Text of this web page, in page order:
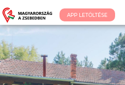
APP LETÖLTÉSE